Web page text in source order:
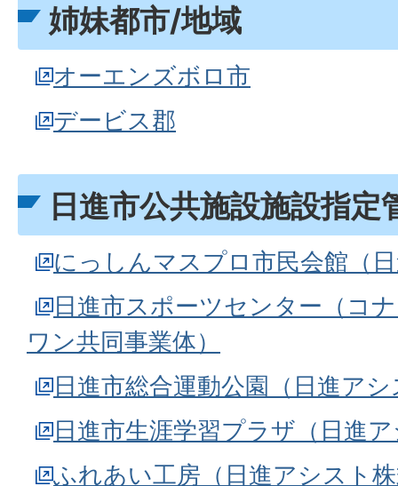
姉妹都市/地域
オーエンズボロ市
デービス郡
日進市公共施設施設指定
にっしんマスプロ市民会館（
日進市スポーツセンター（コ
ワン共同事業体）
日進市総合運動公園（日進ア
日進市生涯学習プラザ（日進
ふれあい工房（日進アシスト